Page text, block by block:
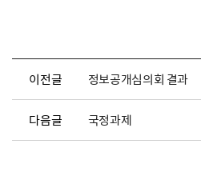
이전글 정보공개심의회 결과
다음글 국정과제